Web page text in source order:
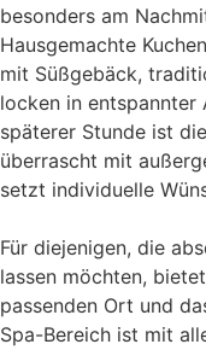
besonders am
Hausgemachte
mit Süßgebäck,
locken in entspannter
späterer Stunde ist
überrascht mit
setzt individuelle
Für diejenigen, die
lassen möchten,
passenden Ort und
Spa-Bereich ist mit